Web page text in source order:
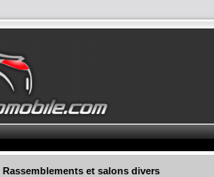
Rassemblements et salons divers